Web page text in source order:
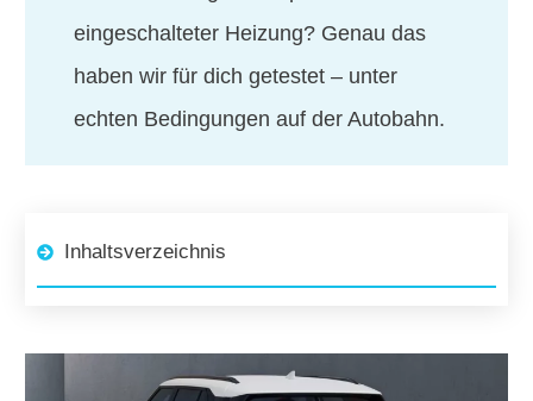
eingeschalteter Heizung? Genau das
haben wir für dich getestet – unter
echten Bedingungen auf der Autobahn.
Inhaltsverzeichnis